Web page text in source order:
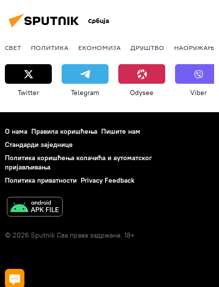
Србија
СВЕТ ПОЛИТИКА ЕКОНОМИЈА ДРУШТВО НАОРУЖАЊЕ
Twitter Telegram Odysee Viber
О нама Правила коришћења Пишите нам
Стандарди заједнице
Политика коришћења колачића и аутоматског
пријављивања
Политика приватности Privacy Feedback
© 2026 Sputnik Сва права задржана. 18+